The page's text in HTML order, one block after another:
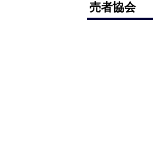
売者協会